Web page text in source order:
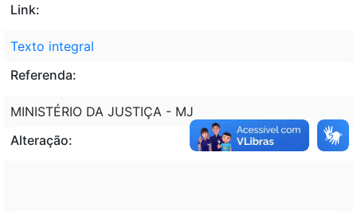
Link:
Texto integral
Referenda:
MINISTÉRIO DA JUSTIÇA - MJ
Alteração: